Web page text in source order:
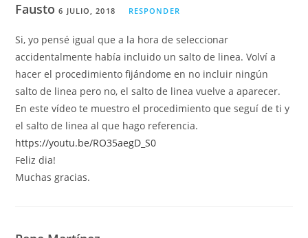
Fausto6 JULIO, 2018 RESPONDER
Si, yo pensé igual que a la hora de seleccionar
accidentalmente había incluido un salto de linea. Volví a
hacer el procedimiento fijándome en no incluir ningún
salto de linea pero no, el salto de linea vuelve a aparecer.
En este vídeo te muestro el procedimiento que seguí de ti y
el salto de linea al que hago referencia.
https://youtu.be/RO35aegD_S0
Feliz dia!
Muchas gracias.